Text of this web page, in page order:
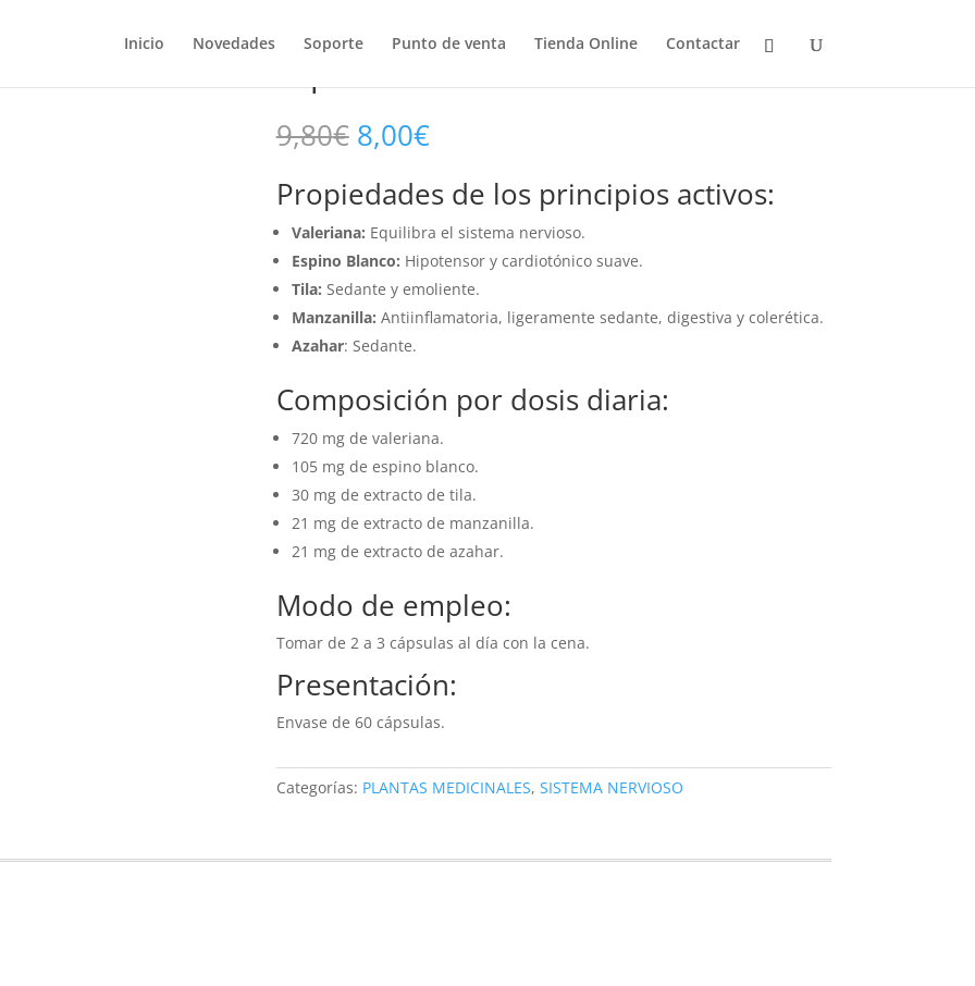
Inicio Novedades Soporte Punto de venta Tienda Online Contactar
VALERIANA PLUS- Integralia 60
9,80€ El
precio
original
era:
9,80€.
8,00€El
precio
actual
es:
8,00€.
Propiedades de los principios activos:
Valeriana: Equilibra el sistema nervioso.
Espino Blanco: Hipotensor y cardiotónico suave.
Tila: Sedante y emoliente.
Manzanilla: Antiinflamatoria, ligeramente sedante, digestiva y colerética.
Azahar: Sedante.
Composición por dosis diaria:
720 mg de valeriana.
105 mg de espino blanco.
30 mg de extracto de tila.
21 mg de extracto de manzanilla.
21 mg de extracto de azahar.
Modo de empleo:
Tomar de 2 a 3 cápsulas al día con la cena.
Presentación:
Envase de 60 cápsulas.
Categorías: PLANTAS MEDICINALES, SISTEMA NERVIOSO